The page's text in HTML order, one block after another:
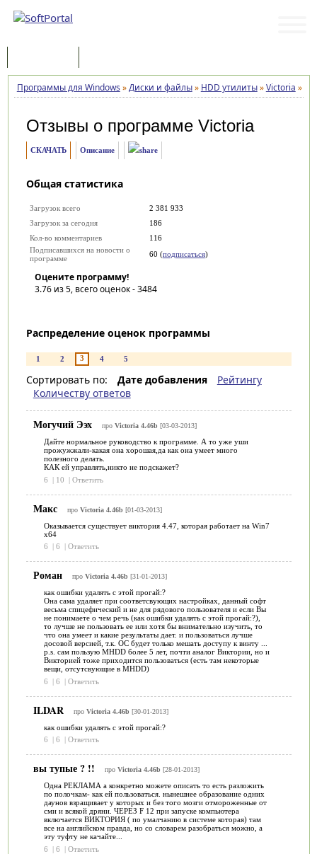
Программы для Windows »Диски и файлы» HDD утилиты»Victoria »
Отзывы о программе Victoria
СКАЧАТЬ Описание
Общая статистика
Загрузок всего
2 381 933
Загрузок за сегодня
186
Кол-во комментариев
116
Подписавшихся на новости о
программе
60 (подписаться)
Оцените программу!
3.76из 5, всего оценок -3484
Распределение оценок программы
1 2 3 4 5
Сортировать по: Дате добавления
Рейтингу
Количеству ответов
Могучий Ээх про Victoria 4.46b [03-03-2013]
Дайте нормальное руководство к программе. А то уже уши
прожужжали-какая она хорошая,да как она умеет много
полезного делать.
КАК ей управлять,никто не подскажет?
6
| 10 | Ответить
Макс про Victoria 4.46b [01-03-2013]
Оказывается существует виктория 4.47, которая работает на Win7
x64
6
| 6 | Ответить
Роман про Victoria 4.46b [31-01-2013]
как ошибки удалять с этой прогай:?
Она сама удаляет при соответсвующих настройках, данный софт
весьма спицефический и не для рядового пользователя и если Вы
не понимаете о чем речь (как ошибки удалять с этой прогай:?),
то лучше не пользовать ее или хотя бы внимательно изучить, то
что она умеет и какие результаты дает. и пользоваться лучше
досовой версией, т.к. ОС будет только мешать доступу к винту ...
p.s. сам пользую MHDD более 5 лет, почти аналог Виктории, но и
Викторией тоже приходится пользоваться (есть там некоторые
вещи, отсутсвующие в MHDD)
6
| 6 | Ответить
ILDAR про Victoria 4.46b [30-01-2013]
как ошибки удалять с этой прогай:?
6
| 6 | Ответить
вы тупые ? !! про Victoria 4.46b [28-01-2013]
Одна РЕКЛАМА а конкретно можете описать то есть разложить
по полочкам- как ей пользоваться. нынешнее образование одних
даунов взращивает у которых и без того мозги отмороженные от
сми и всякой дряни. ЧЕРЕЗ F 12 при запуске компьютера
включается ВИКТОРИЯ ( по умалчанию в системе которая) там
все на английском правда, но со словарем разобраться можно, а
эту туфту не качайте...
6
| 6 | Ответить